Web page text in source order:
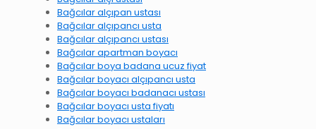
Bağcılar alçıpan ustası
Bağcılar alçıpancı usta
Bağcılar alçıpancı ustası
Bağcılar apartman boyacı
Bağcılar boya badana ucuz fiyat
Bağcılar boyacı alçıpancı usta
Bağcılar boyacı badanacı ustası
Bağcılar boyacı usta fiyatı
Bağcılar boyacı ustaları